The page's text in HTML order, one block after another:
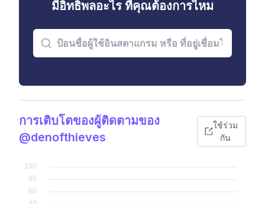
มีอิทธิพลอะไร ที่คุณต้องการไหม
การเติบโตของผู้ติดตามของ
@denofthieves
ใช้ร่วม
กัน